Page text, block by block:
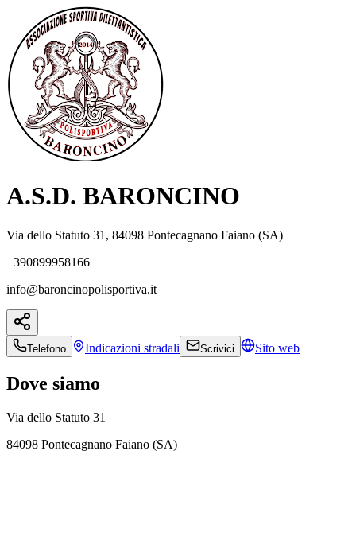
A.S.D. BARONCINO
Via dello Statuto 31, 84098 Pontecagnano Faiano (SA)
+390899958166
info@baroncinopolisportiva.it
Telefono Indicazioni stradali Scrivici Sito web
Dove siamo
Via dello Statuto 31
84098 Pontecagnano Faiano (SA)